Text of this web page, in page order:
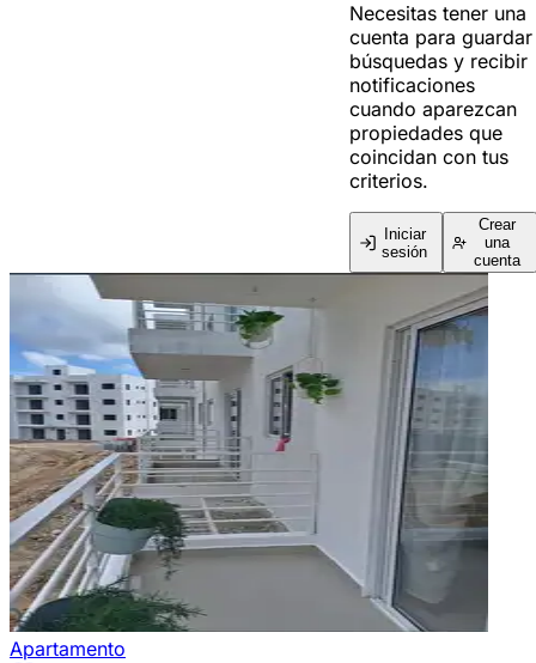
Necesitas tener una
cuenta para guardar
búsquedas y recibir
notificaciones
cuando aparezcan
propiedades que
coincidan con tus
criterios.
Iniciar
sesión
Crear
una
cuenta
Apartamento